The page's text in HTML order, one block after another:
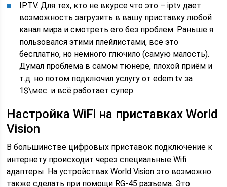
IPTV. Для тех, кто не вкурсе что это – iptv дает
возможность загрузить в вашу приставку любой
канал мира и смотреть его без проблем. Раньше я
пользовался этими плейлистами, всё это
бесплатно, но немного глючило (самую малость).
Думал проблема в самом тюнере, плохой приём и
т.д. но потом подключил услугу от edem.tv за
1$\мес. и всё работает супер.
Настройка WiFi на приставках World
Vision
В большинстве цифровых приставок подключение к
интернету происходит через специальные Wifi
адаптеры. На устройствах World Vision это возможно
также сделать при помощи RG-45 разъема. Это